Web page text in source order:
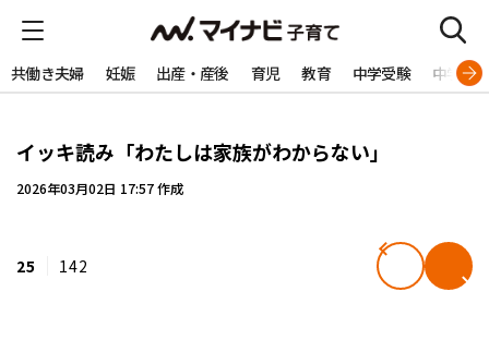
共働き夫婦 妊娠 出産・産後 育児 教育 中学受験 中学生
イッキ読み「わたしは家族がわからない」
2026年03月02日 17:57 作成
25 142